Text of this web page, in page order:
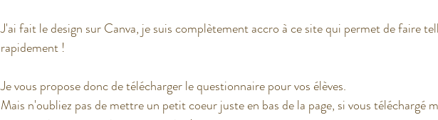
J'ai fait le design sur Canva, je suis complètement accro à ce site qui permet de faire
rapidement !
Je vous propose donc de télécharger le questionnaire pour vos élèves.
Mais n'oubliez pas de mettre un petit coeur juste en bas de la page, si vous téléchargé